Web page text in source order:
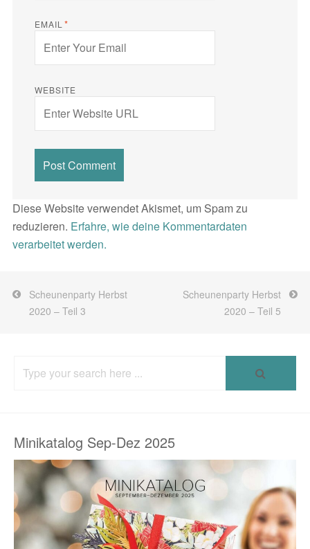
EMAIL *
WEBSITE
Diese Website verwendet Akismet, um Spam zu
reduzieren. Erfahre, wie deine Kommentardaten
verarbeitet werden.
Scheunenparty Herbst
2020 – Teil 3
Scheunenparty Herbst
2020 – Teil 5
for:
Minikatalog Sep-Dez 2025